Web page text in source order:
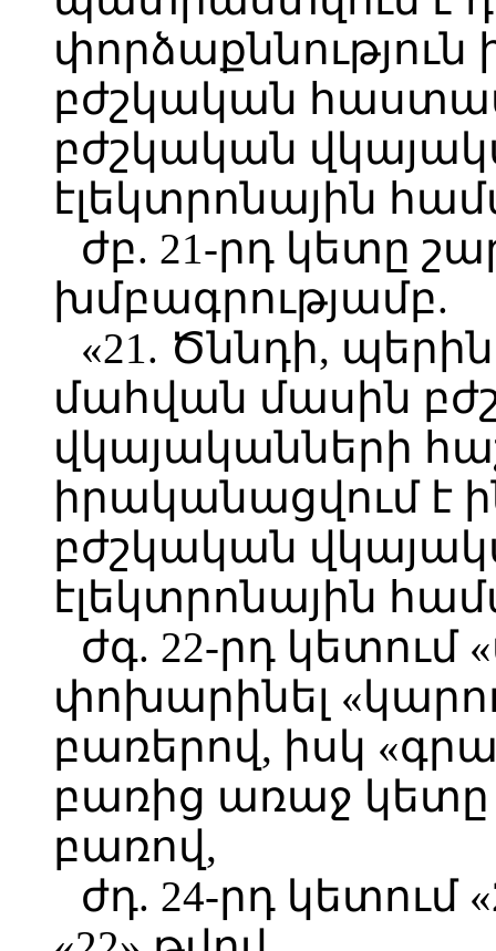
բժշկական
բժշկական
էլեկտրոնային
ժբ. 21-րդ կետը
խմբագրությամբ.
«21. Ծննդի,
մահվան մասին
վկայականների
իրականացվում է
բժշկական
էլեկտրոնային
ժգ. 22-րդ կետում
փոխարինել
բառերով, իսկ
բառից առաջ կետը
բառով,
ժդ. 24-րդ կետում